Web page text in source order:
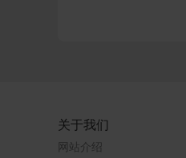
关于我们
网站介绍